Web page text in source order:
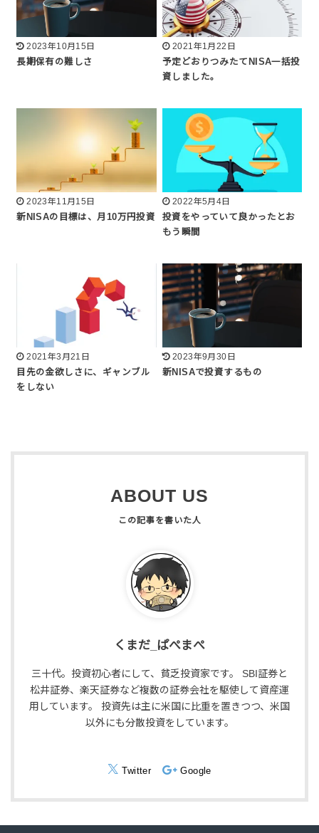
2023年10月15日
長期保有の難しさ
2021年1月22日
予定どおりつみたてNISA一括投
資しました。
2023年11月15日
新NISAの目標は、月10万円投資
2022年5月4日
投資をやっていて良かったとお
もう瞬間
2021年3月21日
目先の金欲しさに、ギャンブル
をしない
2023年9月30日
新NISAで投資するもの
ABOUT US
くまだ_ぱぺまぺ
三十代。投資初心者にして、貧乏投資家です。 SBI証券と
松井証券、楽天証券など複数の証券会社を駆使して資産運
用しています。 投資先は主に米国に比重を置きつつ、米国
以外にも分散投資をしています。
Twitter Google